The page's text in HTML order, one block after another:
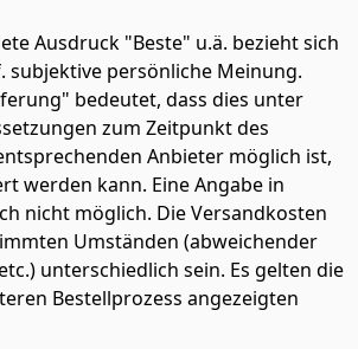
dass auch in kleinen
perfekten Platz findet
gründliche Reinigung in nur 39
Multi-Spray-Technologie und
Düsen für zusätzliche Pflege
Drive erkennt nicht nur das Gewicht
auch die Empfindlichkeit des
eigenständig den optimalen
das jeweilige Gewebe mit 18 %** mehr
Waschtrockner beseitigt dank dem
Care mit tiefenreinigendem Dampf
*, wie z. B. Hausstaubmilben, die
verursachen können
Ausdruck "Beste" u.ä. bezieht sich
subjektive persönliche Meinung.
bedeutet, dass dies unter
zum Zeitpunkt des
Anbieter möglich ist,
werden kann. Eine Angabe in
nicht möglich. Die Versandkosten
Umständen (abweichender
unterschiedlich sein. Es gelten die
Bestellprozess angezeigten